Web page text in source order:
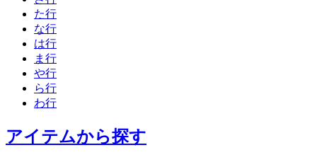
た行
な行
は行
ま行
や行
ら行
わ行
アイテムから探す